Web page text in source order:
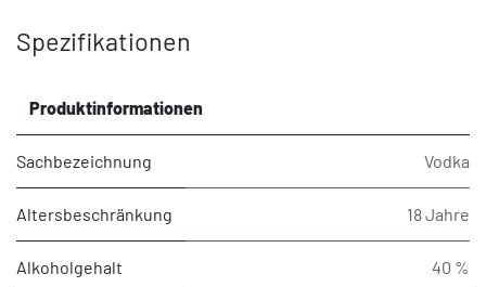
Spezifikationen
Produktinformationen
Sachbezeichnung Vodka
Altersbeschränkung 18 Jahre
Alkoholgehalt 40 %